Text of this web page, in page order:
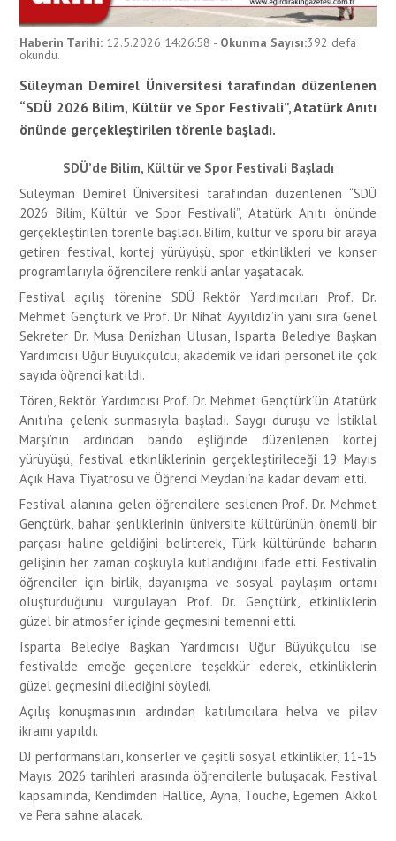
Haberin Tarihi: 12.5.2026 14:26:58 - Okunma Sayısı:392 defa
okundu.
Süleyman Demirel Üniversitesi tarafından düzenlenen
“SDÜ 2026 Bilim, Kültür ve Spor Festivali”, Atatürk Anıtı
önünde gerçekleştirilen törenle başladı.
SDÜ’de Bilim, Kültür ve Spor Festivali Başladı
Süleyman Demirel Üniversitesi tarafından düzenlenen “SDÜ
2026 Bilim, Kültür ve Spor Festivali”, Atatürk Anıtı önünde
gerçekleştirilen törenle başladı. Bilim, kültür ve sporu bir araya
getiren festival, kortej yürüyüşü, spor etkinlikleri ve konser
programlarıyla öğrencilere renkli anlar yaşatacak.
Festival açılış törenine SDÜ Rektör Yardımcıları Prof. Dr.
Mehmet Gençtürk ve Prof. Dr. Nihat Ayyıldız’in yanı sıra Genel
Sekreter Dr. Musa Denizhan Ulusan, Isparta Belediye Başkan
Yardımcısı Uğur Büyükçulcu, akademik ve idari personel ile çok
sayıda öğrenci katıldı.
Tören, Rektör Yardımcısı Prof. Dr. Mehmet Gençtürk’ün Atatürk
Anıtı’na çelenk sunmasıyla başladı. Saygı duruşu ve İstiklal
Marşı’nın ardından bando eşliğinde düzenlenen kortej
yürüyüşü, festival etkinliklerinin gerçekleştirileceği 19 Mayıs
Açık Hava Tiyatrosu ve Öğrenci Meydanı’na kadar devam etti.
Festival alanına gelen öğrencilere seslenen Prof. Dr. Mehmet
Gençtürk, bahar şenliklerinin üniversite kültürünün önemli bir
parçası haline geldiğini belirterek, Türk kültüründe baharın
gelişinin her zaman coşkuyla kutlandığını ifade etti. Festivalin
öğrenciler için birlik, dayanışma ve sosyal paylaşım ortamı
oluşturduğunu vurgulayan Prof. Dr. Gençtürk, etkinliklerin
güzel bir atmosfer içinde geçmesini temenni etti.
Isparta Belediye Başkan Yardımcısı Uğur Büyükçulcu ise
festivalde emeğe geçenlere teşekkür ederek, etkinliklerin
güzel geçmesini dilediğini söyledi.
Açılış konuşmasının ardından katılımcılara helva ve pilav
ikramı yapıldı.
DJ performansları, konserler ve çeşitli sosyal etkinlikler, 11-15
Mayıs 2026 tarihleri arasında öğrencilerle buluşacak. Festival
kapsamında, Kendimden Hallice, Ayna, Touche, Egemen Akkol
ve Pera sahne alacak.